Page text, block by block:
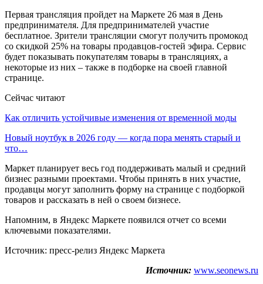
Первая трансляция пройдет на Маркете 26 мая в День
предпринимателя. Для предпринимателей участие
бесплатное. Зрители трансляции смогут получить промокод
со скидкой 25% на товары продавцов-гостей эфира. Сервис
будет показывать покупателям товары в трансляциях, а
некоторые из них – также в подборке на своей главной
странице.
Сейчас читают
Как отличить устойчивые изменения от временной моды
Новый ноутбук в 2026 году — когда пора менять старый и
что…
Маркет планирует весь год поддерживать малый и средний
бизнес разными проектами. Чтобы принять в них участие,
продавцы могут заполнить форму на странице с подборкой
товаров и рассказать в ней о своем бизнесе.
Напомним, в Яндекс Маркете появился отчет со всеми
ключевыми показателями.
Источник: пресс-релиз Яндекс Маркета
Источник: www.seonews.ru